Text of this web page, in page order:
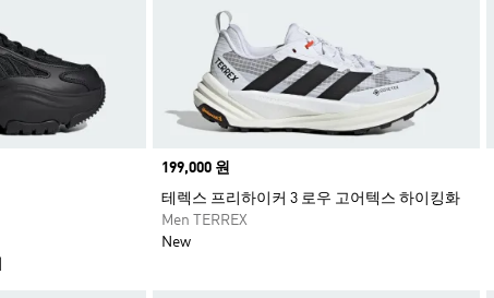
Price
199,000 원
테렉스 프리하이커 3 로우 고어텍스 하이킹화
Men TERREX
New